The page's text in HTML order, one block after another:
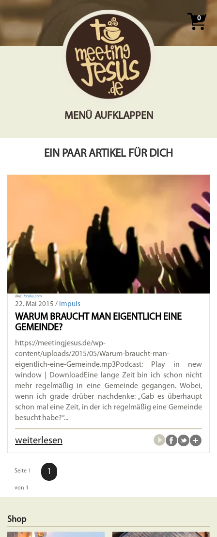
0
MENÜ AUFKLAPPEN
EIN PAAR ARTIKEL FÜR DICH
Bild: fotolia.com
22. Mai 2015 / Impuls
WARUM BRAUCHT MAN EIGENTLICH EINE
GEMEINDE?
https://meetingjesus.de/wp-
content/uploads/2015/05/Warum-braucht-man-
eigentlich-eine-Gemeinde.mp3Podcast: Play in new
window | DownloadEine lange Zeit bin ich schon nicht
mehr regelmäßig in eine Gemeinde gegangen. Wobei,
wenn ich grade drüber nachdenke: „Gab es überhaupt
schon mal eine Zeit, in der ich regelmäßig eine Gemeinde
besucht habe?“...
weiterlesen
Seite 1
von 1
1
Shop